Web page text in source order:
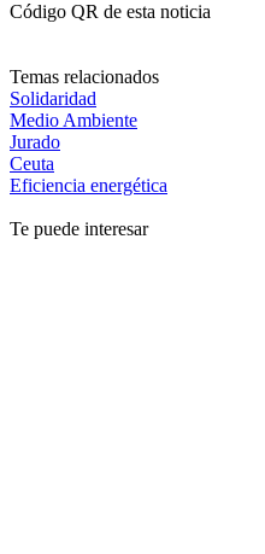
Código QR de esta noticia
Temas relacionados
Solidaridad
Medio Ambiente
Jurado
Ceuta
Eficiencia energética
Te puede interesar